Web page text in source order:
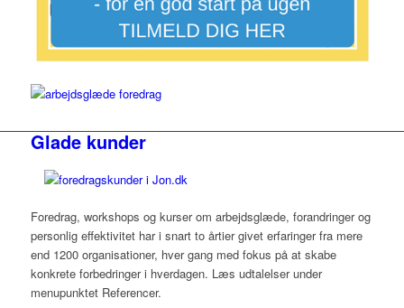
Glade kunder
Foredrag, workshops og kurser om arbejdsglæde, forandringer og
personlig effektivitet har i snart to årtier givet erfaringer fra mere
end 1200 organisationer, hver gang med fokus på at skabe
konkrete forbedringer i hverdagen. Læs udtalelser under
menupunktet Referencer.